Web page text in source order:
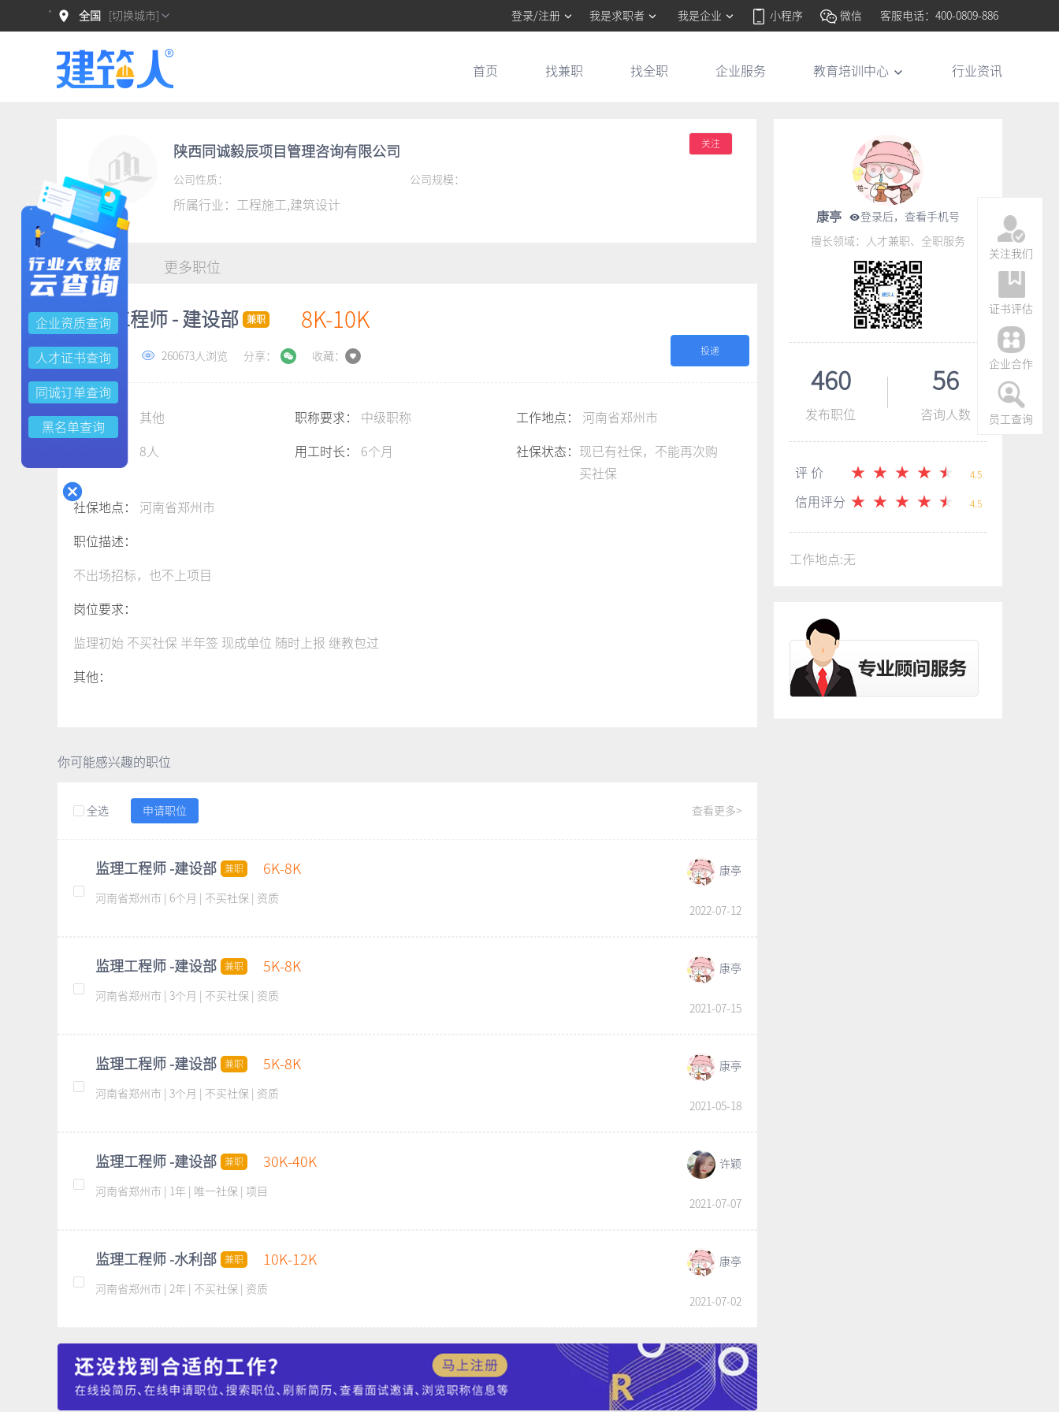
全国 [切换城市] 登录/注册 我是求职者 我是企业 小程序 微信 客服电话：400-0809-886
首页 找兼职 找全职 企业服务 教育培训中心 行业资讯
关注
陕西同诚毅辰项目管理咨询有限公司
公司性质： 公司规模：
所属行业： 工程施工,建筑设计
职位详情 更多职位
监理工程师 - 建设部 兼职 8K-10K
2021-05-20 260673人浏览 分享： 收藏： 投递
三类人员： 其他 职称要求： 中级职称 工作地点： 河南省郑州市
8人 用工时长： 6个月 社保状态： 现已有社保，不能再次购
买社保
社保地点： 河南省郑州市
职位描述：
不出场招标，也不上项目
岗位要求：
监理初始 不买社保 半年签 现成单位 随时上报 继教包过
其他：
你可能感兴趣的职位
全选 申请职位 查看更多>
监理工程师 -建设部 兼职 6K-8K
河南省郑州市 | 6个月 | 不买社保 | 资质
康亭
2022-07-12
监理工程师 -建设部 兼职 5K-8K
河南省郑州市 | 3个月 | 不买社保 | 资质
康亭
2021-07-15
监理工程师 -建设部 兼职 5K-8K
河南省郑州市 | 3个月 | 不买社保 | 资质
康亭
2021-05-18
监理工程师 -建设部 兼职 30K-40K
河南省郑州市 | 1年 | 唯一社保 | 项目
许颖
2021-07-07
监理工程师 -水利部 兼职 10K-12K
河南省郑州市 | 2年 | 不买社保 | 资质
康亭
2021-07-02
康亭 登录后，查看手机号
擅长领域：人才兼职、全职服务
460
发布职位
56
咨询人数
评 价 4.5
信用评分 4.5
工作地点:无
关注我们
证书评估
企业合作
员工查询
企业资质查询
人才证书查询
同诚订单查询
黑名单查询